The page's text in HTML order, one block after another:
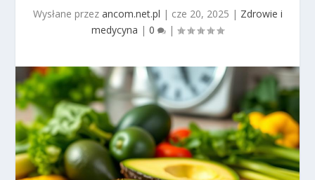
Wysłane przez ancom.net.pl | cze 20, 2025 | Zdrowie i
medycyna | 0 |